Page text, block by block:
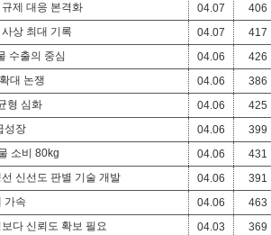
제 대응 본격화 04.07
406
상 최대 기록 04.07
417
수출의 중심 04.06
426
대 논쟁 04.06
386
형 심화 04.06
425
성장 04.06
399
소비 80kg 04.06
431
신선도 판별 기술 개발 04.06
391
가속 04.06
463
다 신뢰도 확보 필요 04.03
369